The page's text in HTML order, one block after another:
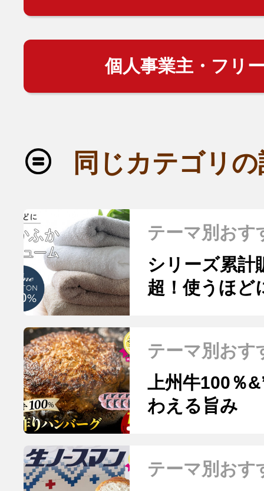
個人事業主・フリ
同じカテゴリ
テーマ別おす
シリーズ累計
超！使うほど
テーマ別おす
上州牛100％
わえる旨み
テーマ別おす